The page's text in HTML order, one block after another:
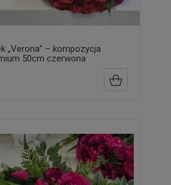
„Verona” – kompozycja
50cm czerwona